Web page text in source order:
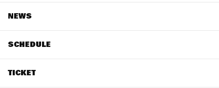
NEWS
SCHEDULE
TICKET